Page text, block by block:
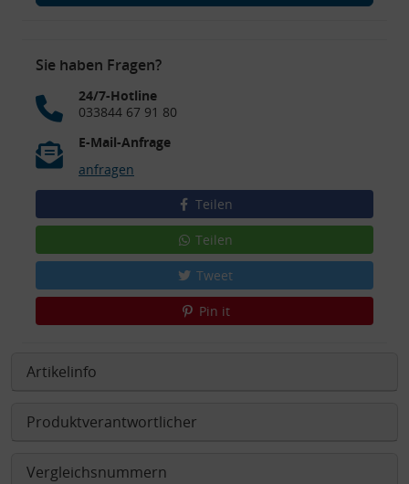
Sie haben Fragen?
24/7-Hotline
033844 67 91 80
E-Mail-Anfrage
anfragen
Teilen
Teilen
Tweet
Pin it
Artikelinfo
Produktverantwortlicher
Vergleichsnummern